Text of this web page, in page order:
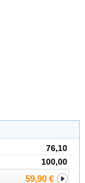
76,10
100,00
59,90 €